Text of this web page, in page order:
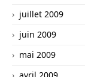
juillet 2009
juin 2009
mai 2009
avril 2009